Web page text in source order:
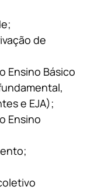
de
Ensino Básico
e EJA);
Ensino